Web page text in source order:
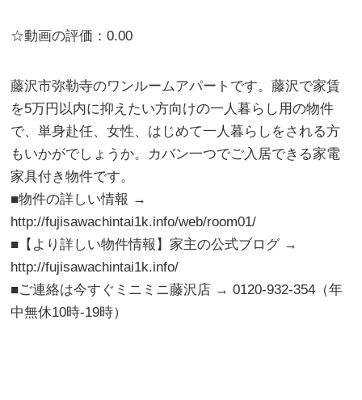
☆動画の評価：0.00
藤沢市弥勒寺のワンルームアパートです。藤沢で家賃
を5万円以内に抑えたい方向けの一人暮らし用の物件
で、単身赴任、女性、はじめて一人暮らしをされる方
もいかがでしょうか。カバン一つでご入居できる家電
家具付き物件です。
■物件の詳しい情報 →
http://fujisawachintai1k.info/web/room01/
■【より詳しい物件情報】家主の公式ブログ →
http://fujisawachintai1k.info/
■ご連絡は今すぐミニミニ藤沢店 → 0120-932-354（年
中無休10時-19時）